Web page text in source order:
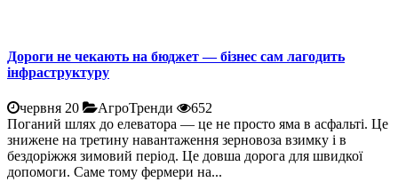
Дороги не чекають на бюджет — бізнес сам лагодить
інфраструктуру
червня 20 АгроТренди
652
Поганий шлях до елеватора — це не просто яма в асфальті. Це
знижене на третину навантаження зерновоза взимку і в
бездоріжжя зимовий період. Це довша дорога для швидкої
допомоги. Саме тому фермери на...